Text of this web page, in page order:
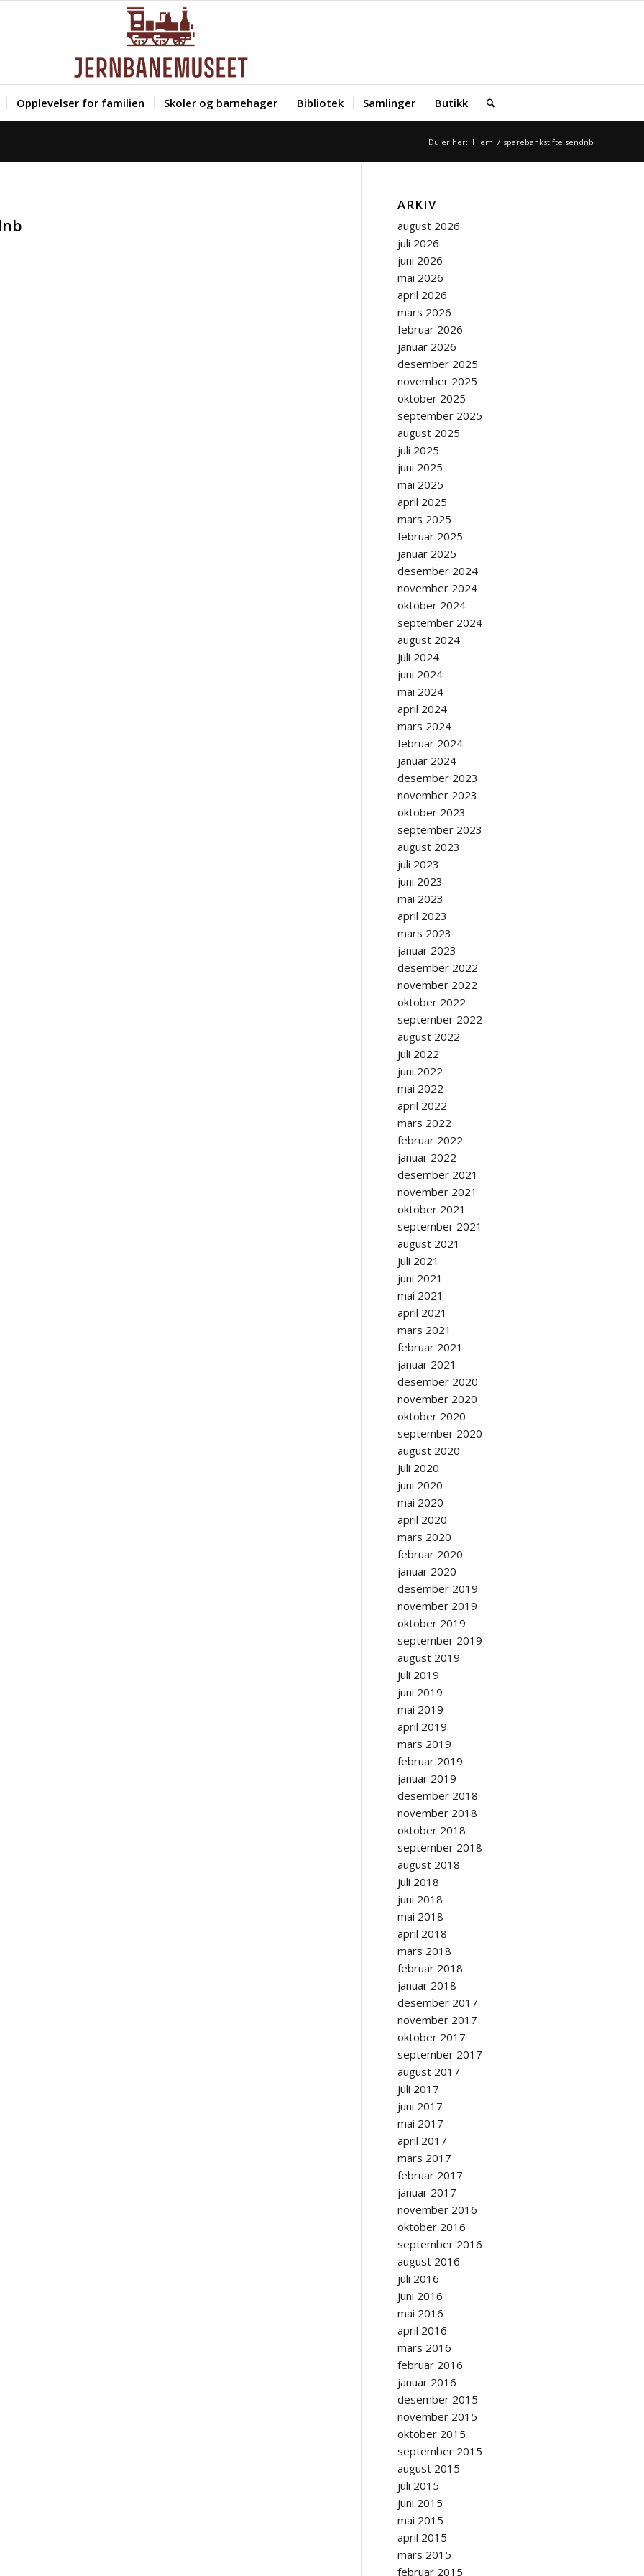
Opplevelser for familien Skoler og barnehager Bibliotek Samlinger Butikk
Du er her: Hjem / sparebankstiftelsendnb
ARKIV
august 2026
juli 2026
juni 2026
mai 2026
april 2026
mars 2026
februar 2026
januar 2026
desember 2025
november 2025
oktober 2025
september 2025
august 2025
juli 2025
juni 2025
mai 2025
april 2025
mars 2025
februar 2025
januar 2025
desember 2024
november 2024
oktober 2024
september 2024
august 2024
juli 2024
juni 2024
mai 2024
april 2024
mars 2024
februar 2024
januar 2024
desember 2023
november 2023
oktober 2023
september 2023
august 2023
juli 2023
juni 2023
mai 2023
april 2023
mars 2023
januar 2023
desember 2022
november 2022
oktober 2022
september 2022
august 2022
juli 2022
juni 2022
mai 2022
april 2022
mars 2022
februar 2022
januar 2022
desember 2021
november 2021
oktober 2021
september 2021
august 2021
juli 2021
juni 2021
mai 2021
april 2021
mars 2021
februar 2021
januar 2021
desember 2020
november 2020
oktober 2020
september 2020
august 2020
juli 2020
juni 2020
mai 2020
april 2020
mars 2020
februar 2020
januar 2020
desember 2019
november 2019
oktober 2019
september 2019
august 2019
juli 2019
juni 2019
mai 2019
april 2019
mars 2019
februar 2019
januar 2019
desember 2018
november 2018
oktober 2018
september 2018
august 2018
juli 2018
juni 2018
mai 2018
april 2018
mars 2018
februar 2018
januar 2018
desember 2017
november 2017
oktober 2017
september 2017
august 2017
juli 2017
juni 2017
mai 2017
april 2017
mars 2017
februar 2017
januar 2017
november 2016
oktober 2016
september 2016
august 2016
juli 2016
juni 2016
mai 2016
april 2016
mars 2016
februar 2016
januar 2016
desember 2015
november 2015
oktober 2015
september 2015
august 2015
juli 2015
juni 2015
mai 2015
april 2015
mars 2015
februar 2015